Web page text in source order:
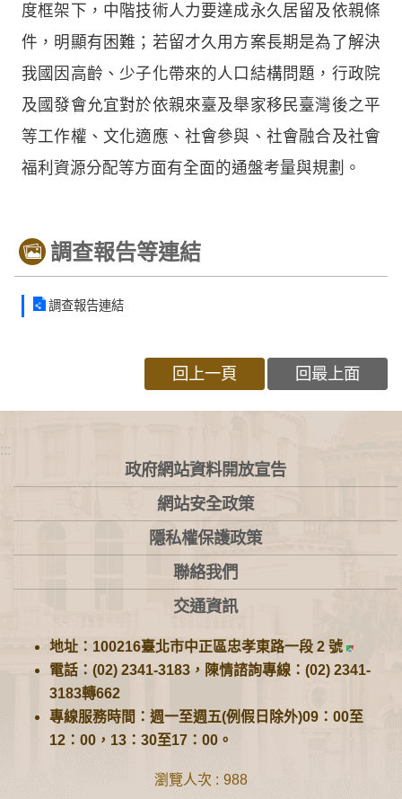
度框架下，中階技術人力要達成永久居留及依親條
件，明顯有困難；若留才久用方案長期是為了解決
我國因高齡、少子化帶來的人口結構問題，行政院
及國發會允宜對於依親來臺及舉家移民臺灣後之平
等工作權、文化適應、社會參與、社會融合及社會
福利資源分配等方面有全面的通盤考量與規劃。
調查報告等連結
調查報告連結
回上一頁 回最上面
:::
政府網站資料開放宣告
網站安全政策
隱私權保護政策
聯絡我們
交通資訊
地址：100216臺北市中正區忠孝東路一段 2 號
電話：(02) 2341-3183，陳情諮詢專線：(02) 2341-
3183轉662
專線服務時間：週一至週五(例假日除外)09：00至
12：00，13：30至17：00。
瀏覽人次 988